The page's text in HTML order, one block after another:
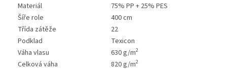
Materiál
75% PP + 25% PES
Šíře role
400 cm
Třída zátěže
22
Podklad
Texicon
Váha vlasu
630 g/m2
Celková váha 820 g/m2